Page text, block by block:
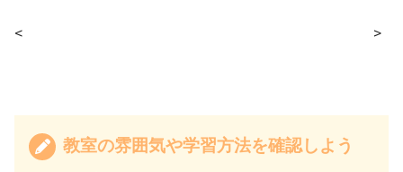
< >
教室の雰囲気や学習方法を確認しよう